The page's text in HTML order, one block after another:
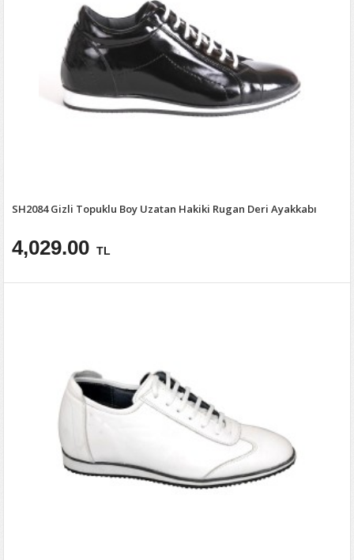
SH2084 Gizli Topuklu Boy Uzatan Hakiki Rugan Deri Ayakkabı
4,029.00 TL